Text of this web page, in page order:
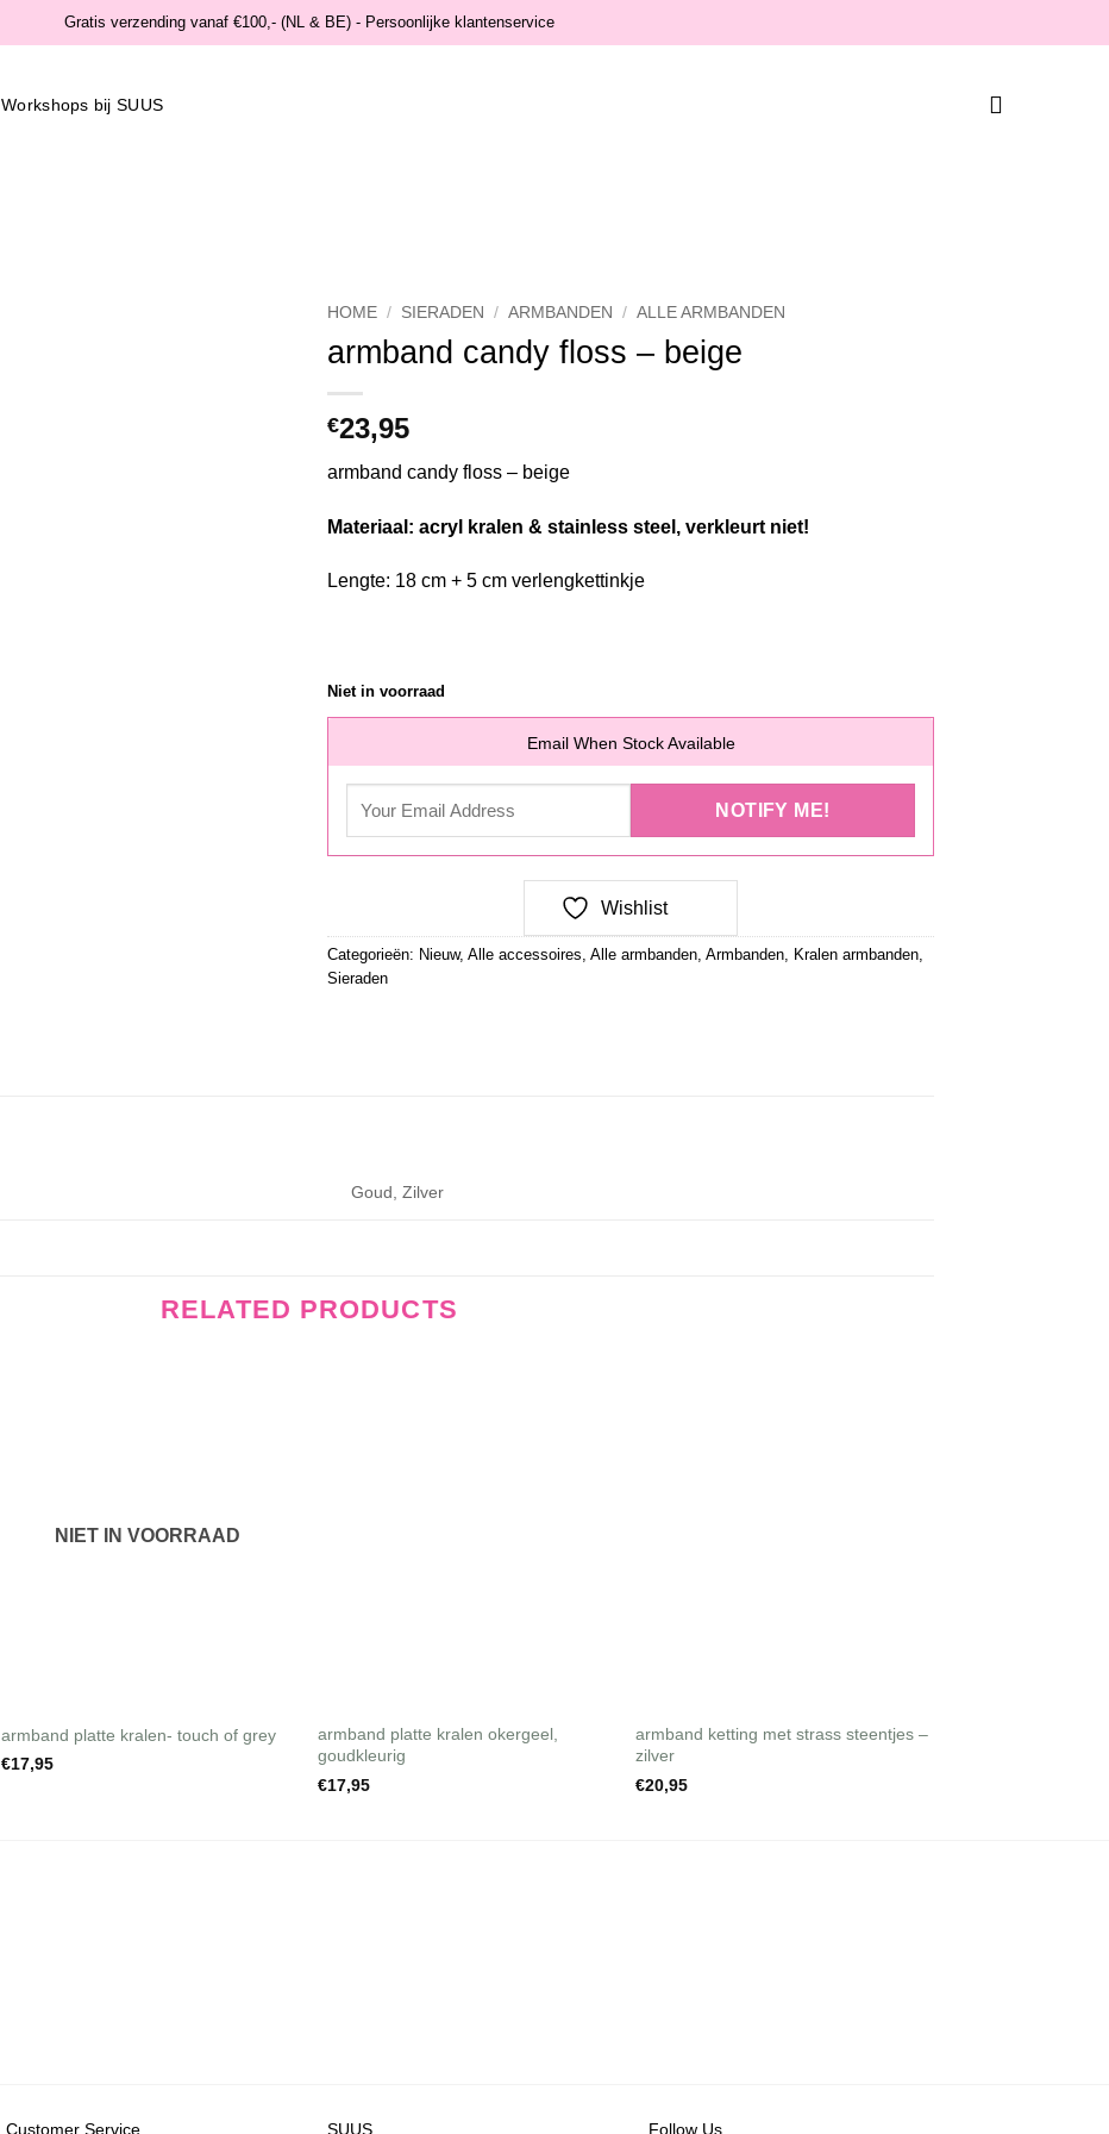
Gratis verzending vanaf €100,- (NL & BE) - Persoonlijke klantenservice
Workshops bij SUUS
HOME / SIERADEN / ARMBANDEN / ALLE ARMBANDEN
armband candy floss – beige
€23,95
armband candy floss – beige
Materiaal: acryl kralen & stainless steel, verkleurt niet!
Lengte: 18 cm + 5 cm verlengkettinkje
Niet in voorraad
Email When Stock Available
Wishlist
Categorieën: Nieuw, Alle accessoires Alle armbanden Armbanden Kralen armbanden
Sieraden
Goud, Zilver
RELATED PRODUCTS
NIET IN VOORRAAD
armband platte kralen- touch of grey
€17,95
armband platte kralen okergeel,
goudkleurig
€17,95
armband ketting met strass steentjes –
zilver
€20,95
Customer Service SUUS Follow Us